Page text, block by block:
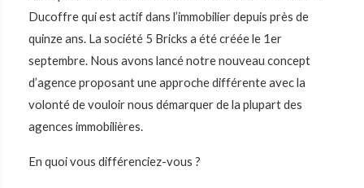
Ducoffre qui est actif dans l’immobilier depuis près de
quinze ans. La société 5 Bricks a été créée le 1er
septembre. Nous avons lancé notre nouveau concept
d’agence proposant une approche différente avec la
volonté de vouloir nous démarquer de la plupart des
agences immobilières.
En quoi vous différenciez-vous ?